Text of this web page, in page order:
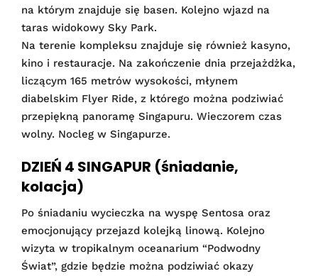
na którym znajduje się basen. Kolejno wjazd na
taras widokowy Sky Park.
Na terenie kompleksu znajduje się również kasyno,
kino i restauracje. Na zakończenie dnia przejażdżka,
liczącym 165 metrów wysokości, młynem
diabelskim Flyer Ride, z którego można podziwiać
przepiękną panoramę Singapuru. Wieczorem czas
wolny. Nocleg w Singapurze.
DZIEŃ 4 SINGAPUR (śniadanie,
kolacja)
Po śniadaniu wycieczka na wyspę Sentosa oraz
emocjonujący przejazd kolejką linową. Kolejno
wizyta w tropikalnym oceanarium “Podwodny
Świat”, gdzie będzie można podziwiać okazy